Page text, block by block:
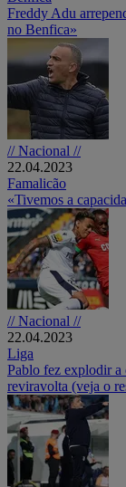
Freddy Adu
no Benfica»
// Nacional //
22.04.2023
Famalicão
«Tivemos a
// Nacional //
22.04.2023
Liga
Pablo fez explodir a
reviravolta (veja o